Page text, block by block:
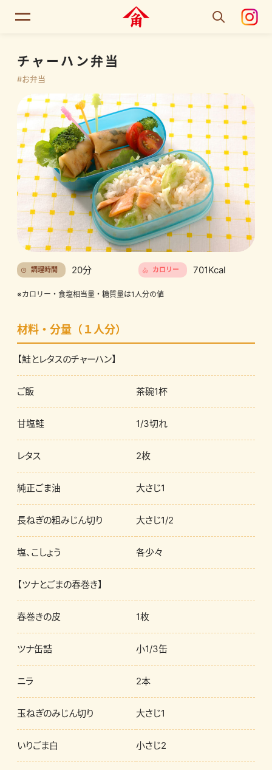
チャーハン弁当
#お弁当
調理時間 20分 カロリー 701Kcal
※カロリー・食塩相当量・糖質量は1人分の値
材料・分量（１人分）
【鮭とレタスのチャーハン】
ご飯 茶碗1杯
甘塩鮭 1/3切れ
レタス 2枚
純正ごま油 大さじ1
長ねぎの粗みじん切り 大さじ1/2
塩、こしょう 各少々
【ツナとごまの春巻き】
春巻きの皮 1枚
ツナ缶詰 小1/3缶
ニラ 2本
玉ねぎのみじん切り 大さじ1
いりごま白 小さじ2